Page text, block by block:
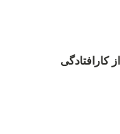
کارافتادگی